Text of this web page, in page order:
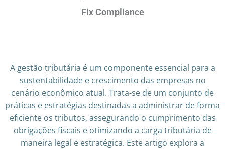
Fix Compliance
A gestão tributária é um componente essencial para a
sustentabilidade e crescimento das empresas no
cenário econômico atual. Trata-se de um conjunto de
práticas e estratégias destinadas a administrar de forma
eficiente os tributos, assegurando o cumprimento das
obrigações fiscais e otimizando a carga tributária de
maneira legal e estratégica. Este artigo explora a